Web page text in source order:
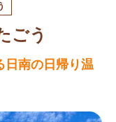
ごう
日南の日帰り温